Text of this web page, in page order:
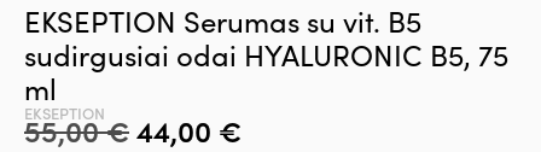
EKSEPTION Serumas su vit. B5
sudirgusiai odai HYALURONIC B5, 75
ml
EKSEPTION
55,00€44,00 €